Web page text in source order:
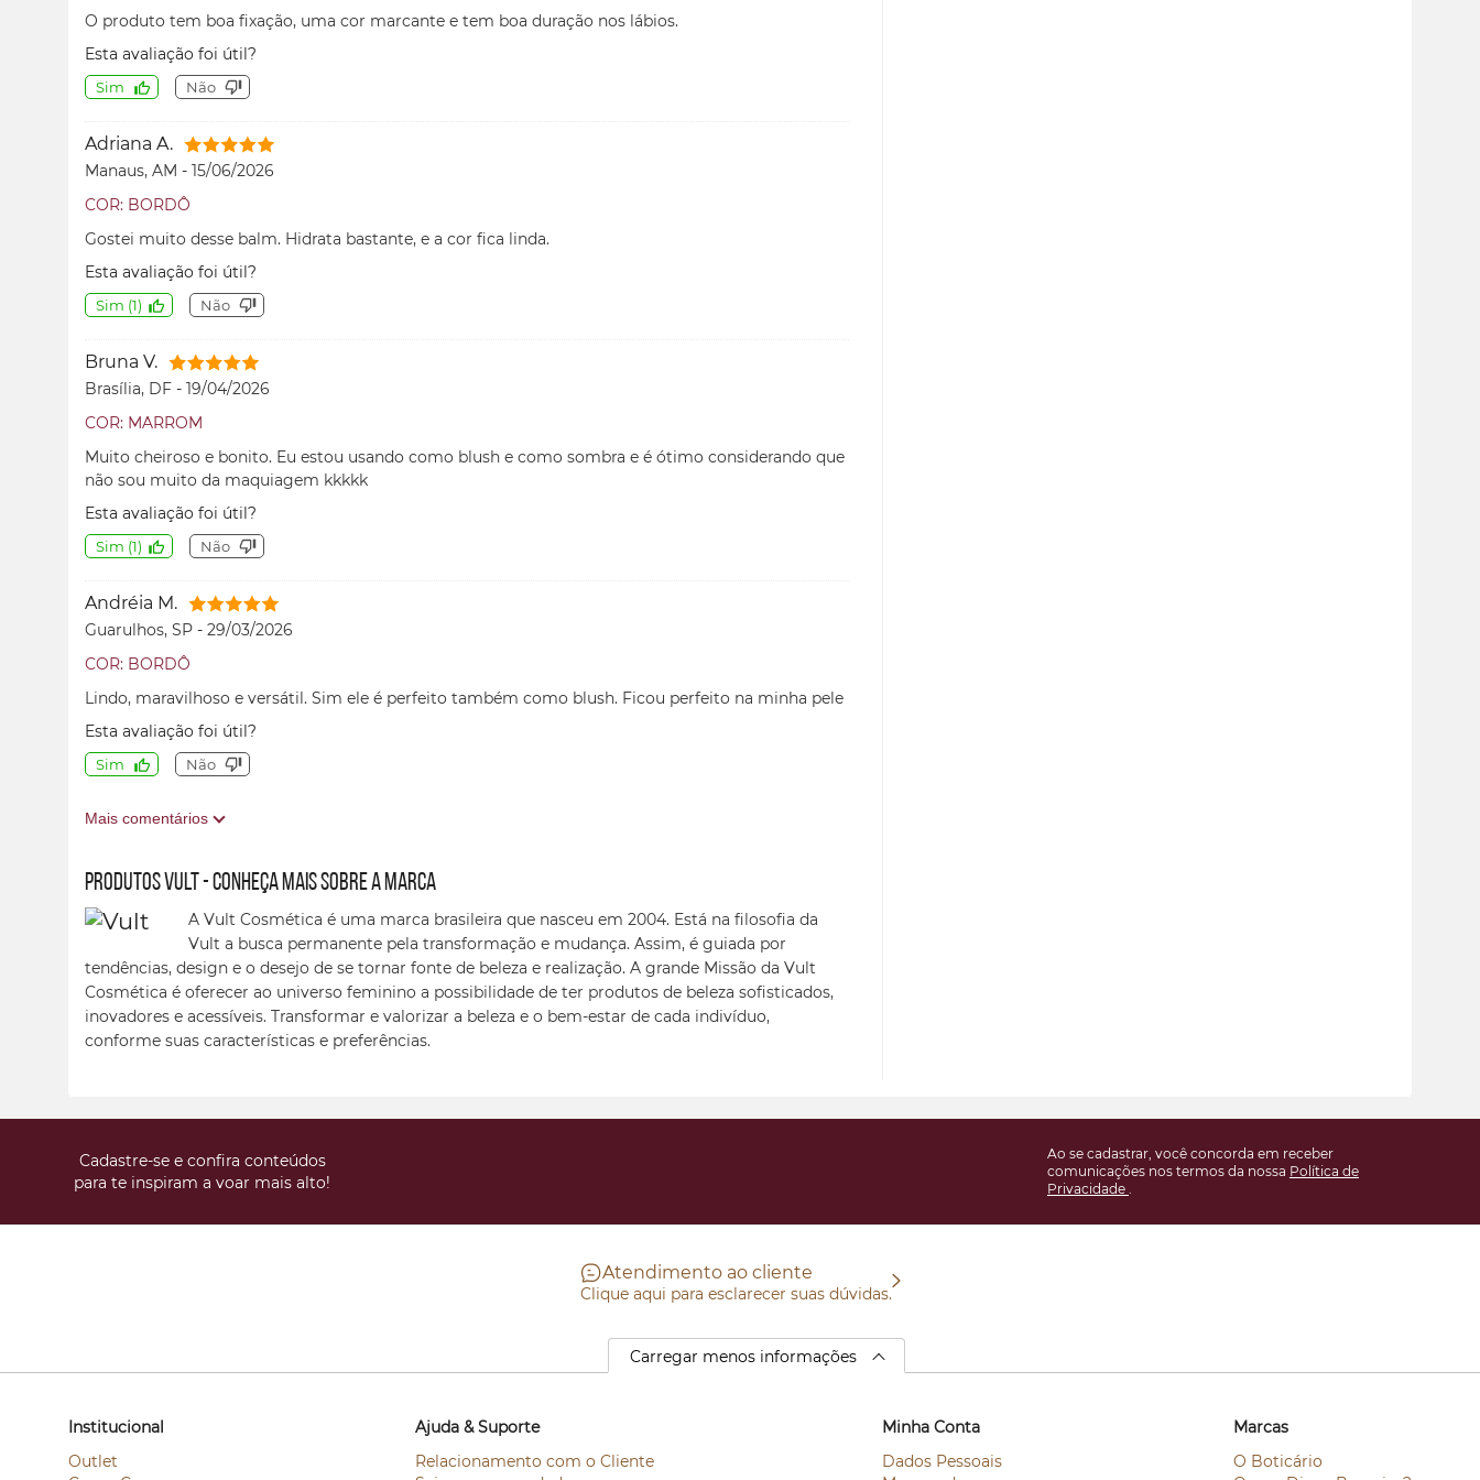
O produto tem boa fixação, uma cor marcante e tem boa duração nos lábios.
Esta avaliação foi útil?
Sim Não
Adriana A.
Manaus, AM - 15/06/2026
COR: BORDÔ
Gostei muito desse balm. Hidrata bastante, e a cor fica linda.
Esta avaliação foi útil?
Sim (1) Não
Bruna V.
Brasília, DF - 19/04/2026
COR: MARROM
Muito cheiroso e bonito. Eu estou usando como blush e como sombra e é ótimo considerando que
não sou muito da maquiagem kkkkk
Esta avaliação foi útil?
Sim (1) Não
Andréia M.
Guarulhos, SP - 29/03/2026
COR: BORDÔ
Lindo, maravilhoso e versátil. Sim ele é perfeito também como blush. Ficou perfeito na minha pele
Esta avaliação foi útil?
Sim Não
Mais comentários
Produtos Vult - conheça mais sobre a marca
A Vult Cosmética é uma marca brasileira que nasceu em 2004. Está na filosofia da
Vult a busca permanente pela transformação e mudança. Assim, é guiada por
tendências, design e o desejo de se tornar fonte de beleza e realização. A grande Missão da Vult
Cosmética é oferecer ao universo feminino a possibilidade de ter produtos de beleza sofisticados,
inovadores e acessíveis. Transformar e valorizar a beleza e o bem-estar de cada indivíduo,
conforme suas características e preferências.
Cadastre-se e confira conteúdos
para te inspiram a voar mais alto!
Ao se cadastrar, você concorda em receber
comunicações nos termos da nossa Política de
Privacidade .
Atendimento ao cliente
Clique aqui para esclarecer suas dúvidas.
Carregar menos informações
Institucional
Outlet
Ajuda & Suporte
Relacionamento com o Cliente
Minha Conta
Dados Pessoais
Marcas
O Boticário